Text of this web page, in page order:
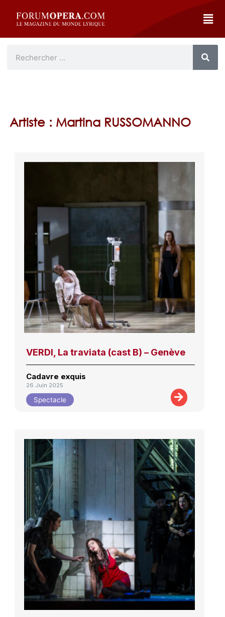
Artiste : Martina RUSSOMANNO
VERDI, La traviata (cast B) – Genève
Cadavre exquis
26 Juin 2025
Spectacle